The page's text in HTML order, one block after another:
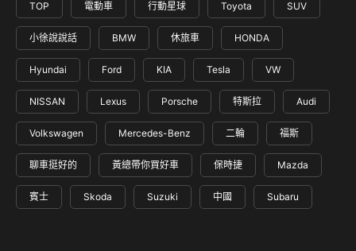
TOP 電動車 行動星球 Toyota SUV
小徐說說話 BMW 休旅車 HONDA
Hyundai Ford KIA Tesla VW
NISSAN Lexus Porsche 特斯拉 Audi
Volkswagen Mercedes-Benz 二輪 福斯
聊車挺好的 黃總帶你買好車 保時捷 Mazda
賓士 Skoda Suzuki 中國 Subaru